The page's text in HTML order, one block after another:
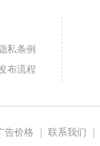
隐私条例
布流程
告价格 联系我们